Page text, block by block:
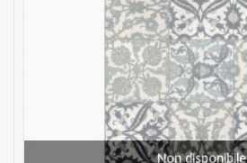
Non disponibile